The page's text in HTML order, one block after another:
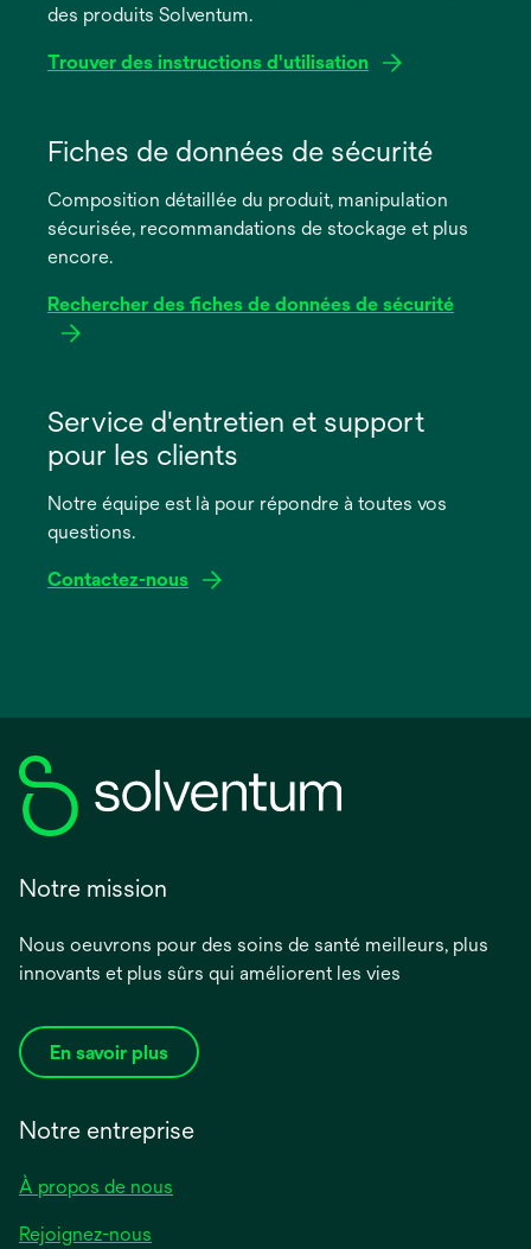
des produits Solventum.
Trouver des instructions d'utilisation
dans
nouvel
onglet
Fiches de données de sécurité
Composition détaillée du produit, manipulation
sécurisée, recommandations de stockage et plus
encore.
Rechercher des fiches de données de sécurité
dans
nouvel
onglet
Service d'entretien et support
pour les clients
Notre équipe est là pour répondre à toutes vos
questions.
Contactez-nous
Notre mission
Nous oeuvrons pour des soins de santé meilleurs, plus
innovants et plus sûrs qui améliorent les vies
En savoir plus
Notre entreprise
À propos de nous
Rejoignez-nous